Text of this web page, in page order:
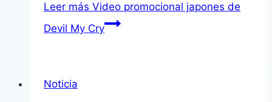
Leer más Video promocional japones de
Devil My Cry
Noticia